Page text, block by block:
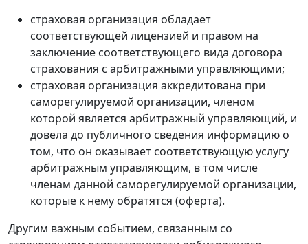
страховая организация обладает
соответствующей лицензией и правом на
заключение соответствующего вида договора
страхования с арбитражными управляющими;
страховая организация аккредитована при
саморегулируемой организации, членом
которой является арбитражный управляющий, и
довела до публичного сведения информацию о
том, что он оказывает соответствующую услугу
арбитражным управляющим, в том числе
членам данной саморегулируемой организации,
которые к нему обратятся (оферта).
Другим важным событием, связанным со